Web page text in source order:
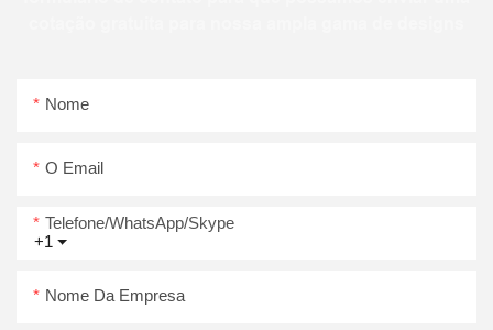
Nome
O Email
+1
Telefone/WhatsApp/Skype
Nome Da Empresa